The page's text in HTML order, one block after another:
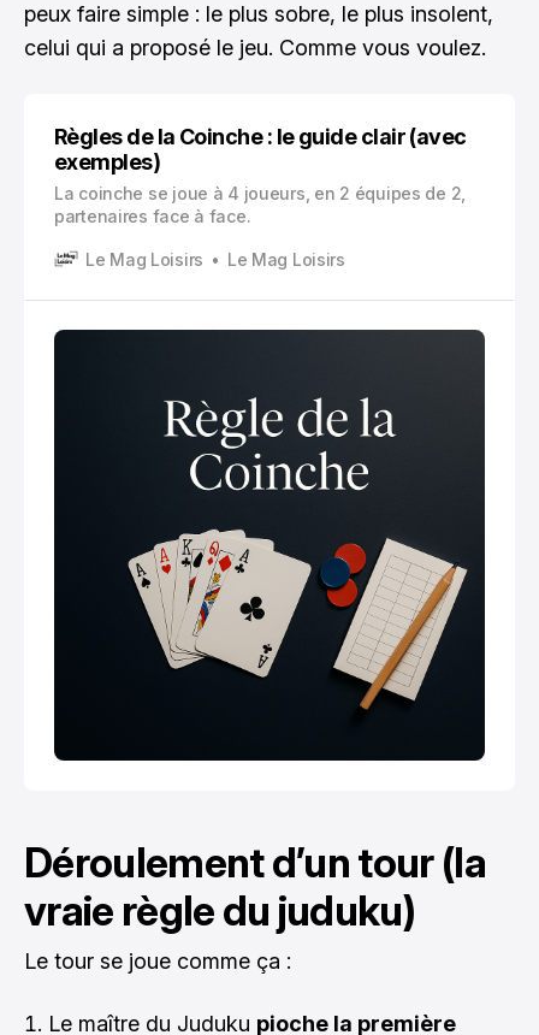
peux faire simple : le plus sobre, le plus insolent,
celui qui a proposé le jeu. Comme vous voulez.
Règles de la Coinche : le guide clair (avec
exemples)
La coinche se joue à 4 joueurs, en 2 équipes de 2,
partenaires face à face.
Le Mag Loisirs Le Mag Loisirs
Déroulement d’un tour (la
vraie règle du juduku)
Le tour se joue comme ça :
Le maître du Juduku pioche la première